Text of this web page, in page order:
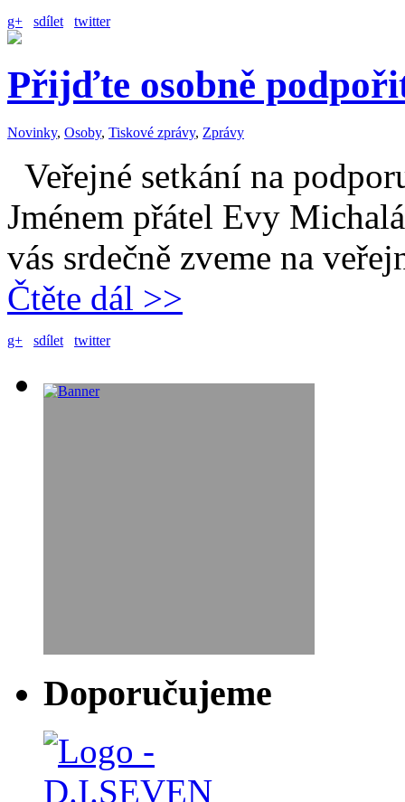
g+ sdílet twitter
Přijďte osobně
Novinky, Osoby, Tiskové zprávy, Zprávy
Veřejné setkání na
Jménem přátel Evy
vás srdečně zveme na
Čtěte dál >>
g+ sdílet twitter
Doporučujeme